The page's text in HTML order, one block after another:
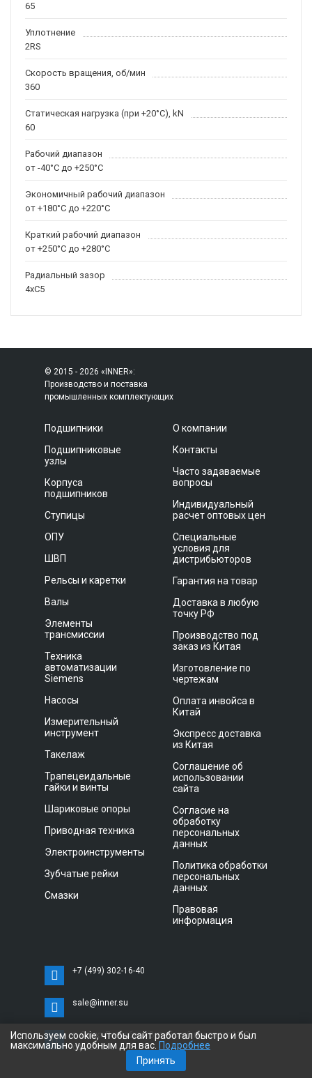
65
Уплотнение
2RS
Скорость вращения, об/мин
360
Статическая нагрузка (при +20°C), kN
60
Рабочий диапазон
от -40°C до +250°C
Экономичный рабочий диапазон
от +180°C до +220°C
Краткий рабочий диапазон
от +250°C до +280°C
Радиальный зазор
4xC5
© 2015 - 2026 «INNER»:
Производство и поставка
промышленных комплектующих
Подшипники
Подшипниковые
узлы
Корпуса
подшипников
Ступицы
ОПУ
ШВП
Рельсы и каретки
Валы
Элементы
трансмиссии
Техника
автоматизации
Siemens
Насосы
Измерительный
инструмент
Такелаж
Трапецеидальные
гайки и винты
Шариковые опоры
Приводная техника
Электроинструменты
Зубчатые рейки
Смазки
О компании
Контакты
Часто задаваемые
вопросы
Индивидуальный
расчет оптовых цен
Специальные
условия для
дистрибьюторов
Гарантия на товар
Доставка в любую
точку РФ
Производство под
заказ из Китая
Изготовление по
чертежам
Оплата инвойса в
Китай
Экспресс доставка
из Китая
Соглашение об
использовании
сайта
Согласие на
обработку
персональных
данных
Политика обработки
персональных
данных
Правовая
информация
+7 (499) 302-16-40
sale@inner.su
г. Санкт-Петербург, Витебский проспект 11 С,
офис 3033
Используем cookie, чтобы сайт работал быстро и был
максимально удобным для вас. Подробнее
Принять